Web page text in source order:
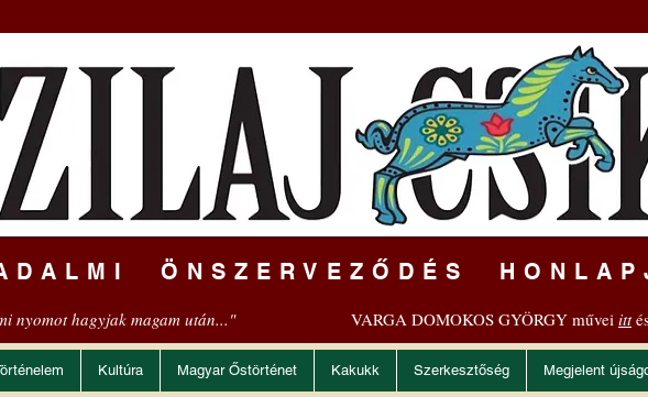
ÖNSZERVEZŐDÉS
nyomot hagyjak magam után..." VARGA DOMOKOS GYÖRGY művei itt
Kultúra Magyar Őstörténet Kakukk Szerkesztőség Megjelent